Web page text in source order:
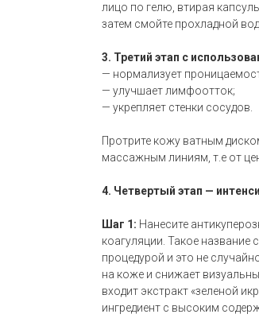
лицо по гелю, втирая
затем смойте прохладной
3. Третий этап с
— нормализует
— улучшает лимфоотток;
— укрепляет стенки сосудов.
Протрите кожу ватным
массажным линиям, т.е от
4. Четвертый этап —
Шаг 1: Нанесите
коагуляции. Такое
процедурой и это не
на коже и снижает
входит экстракт «зеленой
ингредиент с высоким